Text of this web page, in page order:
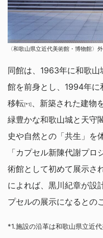
〈和歌山県立近代美術館・博物館〉
同館は、1963年に和歌
館を前身とし、1994年
移転[*1]、新築された建物
緑豊かな和歌山城と天守
史や自然との「共生」を
「カプセル新陳代謝プ
術館として初めて展示さ
によれば、黒川紀章が設
プセルの展示になるとの
*1.施設の沿革は和歌山県立近